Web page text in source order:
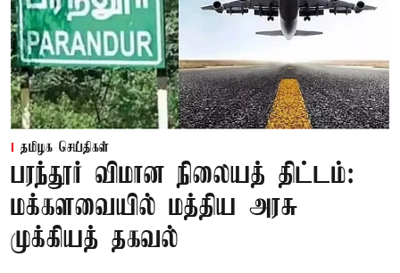
தமிழக செய்திகள்
பரந்தூர் விமான நிலையத் திட்டம்:
மக்களவையில் மத்திய அரசு
முக்கியத் தகவல்